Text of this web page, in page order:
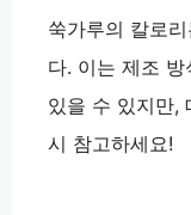
쑥가루의 칼로
다. 이는 제조
있을 수 있지만,
시 참고하세요!